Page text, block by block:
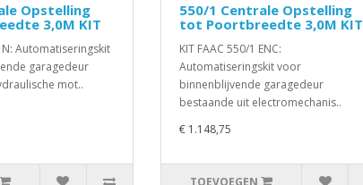
Opstelling
3,0M KIT
N: Automatiseringskit
garagedeur
mot..
550/1 Centrale Opstelling
tot Poortbreedte 3,0M KIT
KIT FAAC 550/1 ENC:
Automatiseringskit voor
binnenblijvende garagedeur
bestaande uit electromechanis..
€ 1.148,75
TOEVOEGEN